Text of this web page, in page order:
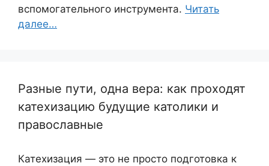
вспомогательного инструмента. Читать
далее…
Разные пути, одна вера: как проходят
катехизацию будущие католики и
православные
Катехизация — это не просто подготовка к